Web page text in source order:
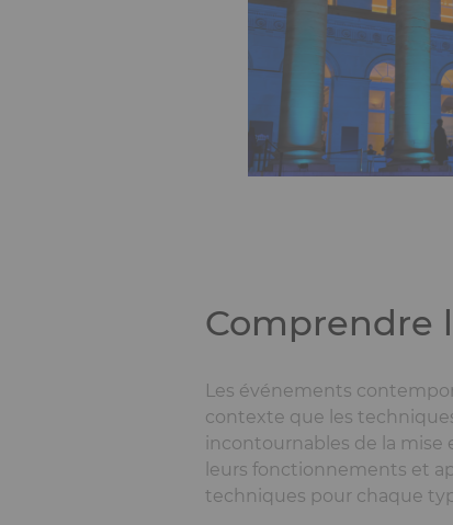
Comprendre
Les événements
contexte que les
incontournables de la mise
leurs fonctionnements et
techniques pour chaque